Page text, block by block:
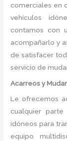
comerciales en
vehículos
contamos con
acompañarlo y
de satisfacer
servicio de
Acarreos y
Le ofrecemos
cualquier
idóneos para
equipo